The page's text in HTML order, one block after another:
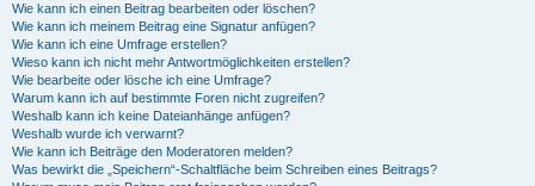
Wie kann ich einen Beitrag bearbeiten oder löschen?
Wie kann ich meinem Beitrag eine Signatur anfügen?
Wie kann ich eine Umfrage erstellen?
Wieso kann ich nicht mehr Antwortmöglichkeiten erstellen?
Wie bearbeite oder lösche ich eine Umfrage?
Warum kann ich auf bestimmte Foren nicht zugreifen?
Weshalb kann ich keine Dateianhänge anfügen?
Weshalb wurde ich verwarnt?
Wie kann ich Beiträge den Moderatoren melden?
Was bewirkt die „Speichern“-Schaltfläche beim Schreiben eines Beitrags?